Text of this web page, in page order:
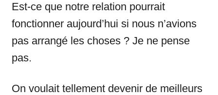
Est-ce que notre relation pourrait
fonctionner aujourd’hui si nous n’avions
pas arrangé les choses ? Je ne pense
pas.
On voulait tellement devenir de meilleurs